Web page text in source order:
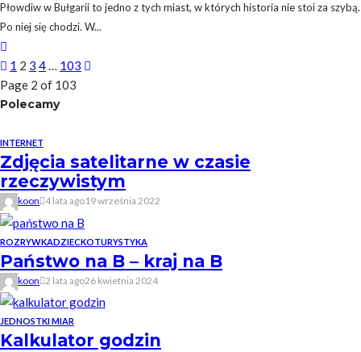
Płowdiw w Bułgarii to jedno z tych miast, w których historia nie stoi za szybą.
Po niej się chodzi. W...
1 2 3 4… 103
Page 2 of 103
Polecamy
INTERNET
Zdjęcia satelitarne w czasie
rzeczywistym
koon 4 lata ago19 września 2022
ROZRYWKADZIECKOTURYSTYKA
Państwo na B – kraj na B
koon 2 lata ago26 kwietnia 2024
JEDNOSTKI MIAR
Kalkulator godzin